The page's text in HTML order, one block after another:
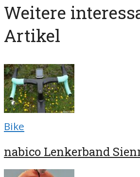
Weitere
Artikel
Bike
nabico Lenkerband